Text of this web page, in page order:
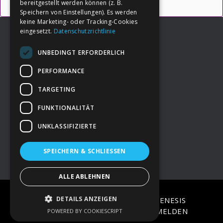
Footer
→Deine Spende
→Impressum
→Kontakt zum PAO Team
COPYRIGHT © 2026 ·
GENESIS
FRAMEWORK·WORDPRESS ANMELDEN
bereitgestellt werden können (z. B.
Speichern von Einstellungen). Es werden
keine Marketing- oder Tracking-Cookies
eingesetzt. Datenschutzrichtlinie
UNBEDINGT ERFORDERLICH
PERFORMANCE
TARGETING
FUNKTIONALITÄT
UNKLASSIFIZIERTE
SPEICHERN & SCHLIESSEN
ALLE ABLEHNEN
DETAILS ANZEIGEN
POWERED BY COOKIESCRIPT